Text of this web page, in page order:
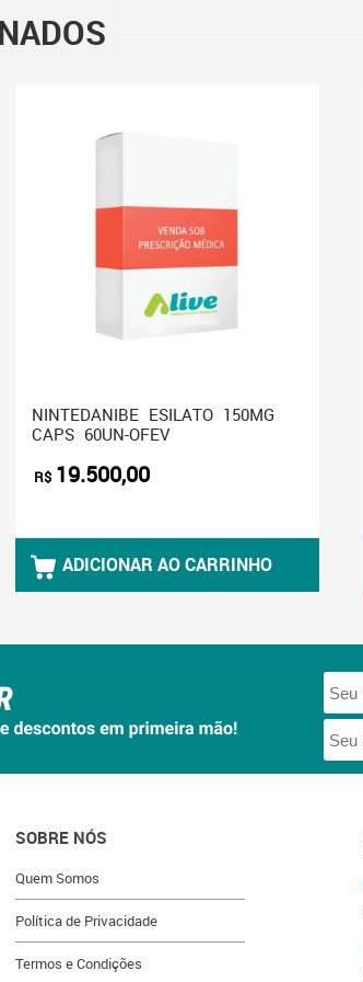
NINTEDANIBE ESILATO 150MG
CAPS 60UN-OFEV
R$ 19.500,00
ADICIONAR AO CARRINHO
SOBRE NÓS
Quem Somos
Política de Privacidade
Termos e Condições